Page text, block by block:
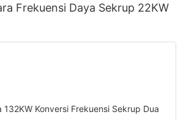
Frekuensi Daya Sekrup 22KW